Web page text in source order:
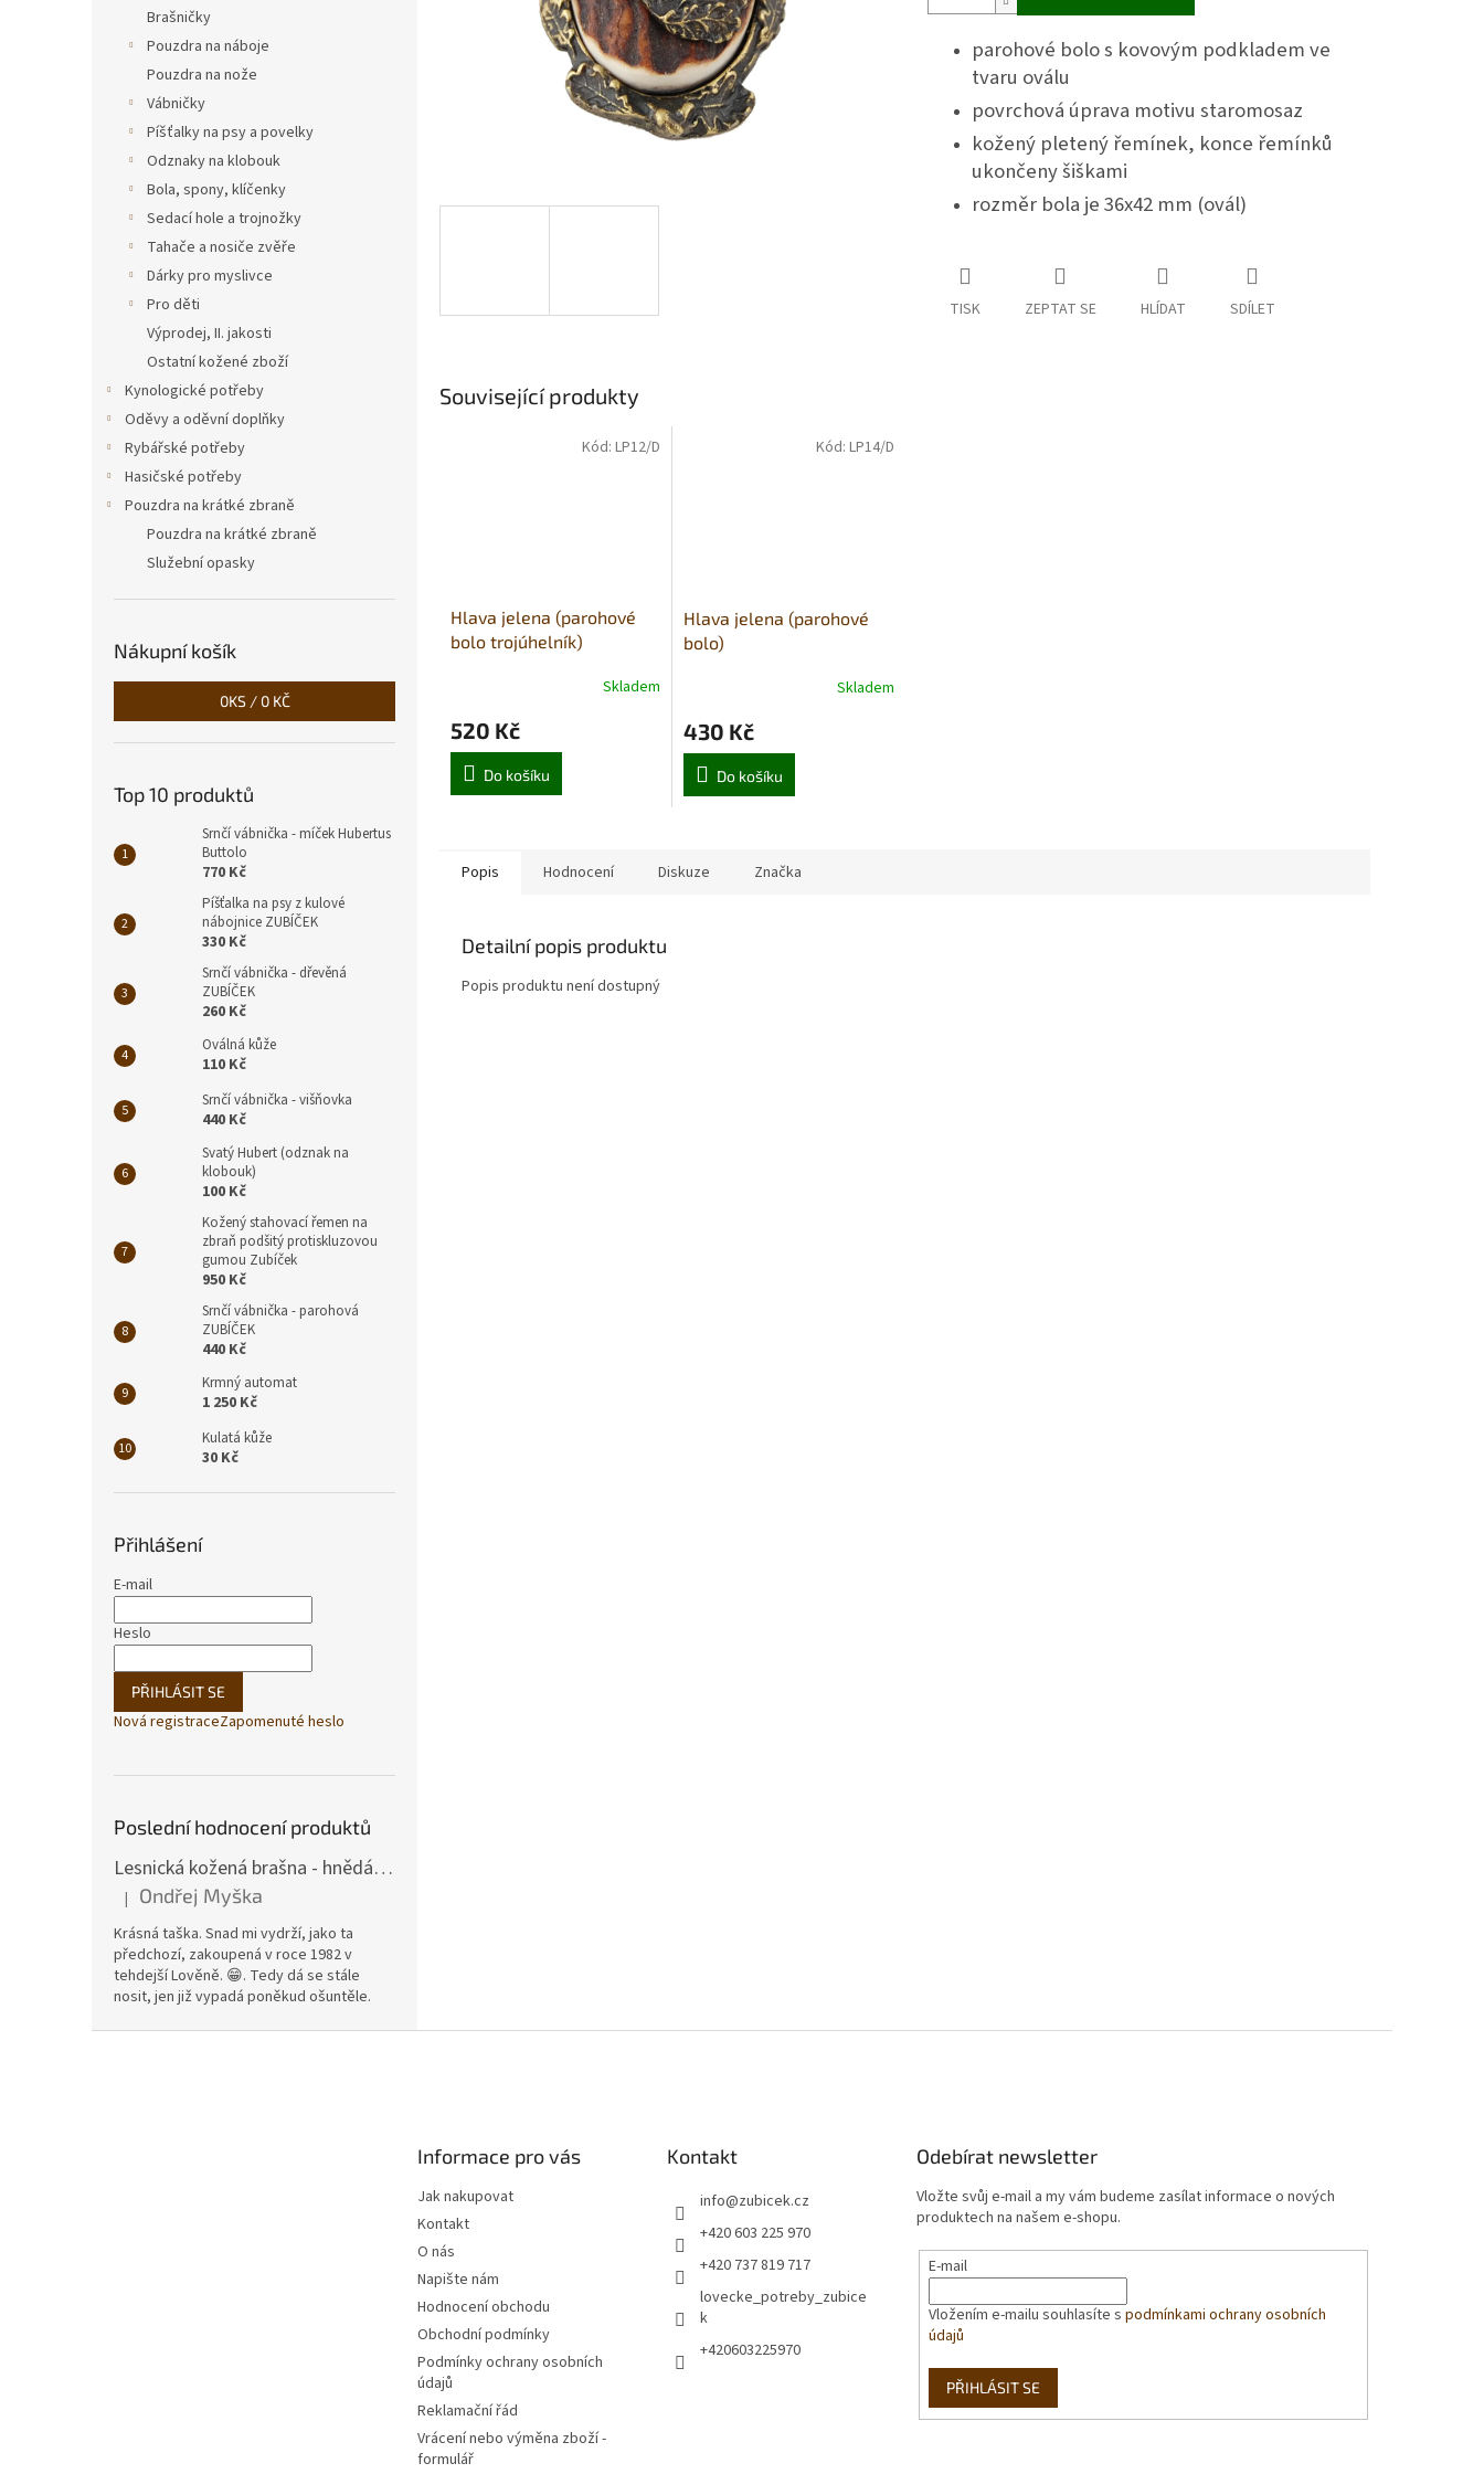
Brašničky
Pouzdra na náboje
Pouzdra na nože
Vábničky
Píšťalky na psy a povelky
Odznaky na klobouk
Bola, spony, klíčenky
Sedací hole a trojnožky
Tahače a nosiče zvěře
Dárky pro myslivce
Pro děti
Výprodej, II. jakosti
Ostatní kožené zboží
Kynologické potřeby
Oděvy a oděvní doplňky
Rybářské potřeby
Hasičské potřeby
Pouzdra na krátké zbraně
Pouzdra na krátké zbraně
Služební opasky
Nákupní košík
0KS / 0 KČ
Top 10 produktů
Srnčí vábnička - míček Hubertus
Buttolo
770 Kč
Píšťalka na psy z kulové
nábojnice ZUBÍČEK
330 Kč
Srnčí vábnička - dřevěná
ZUBÍČEK
260 Kč
Oválná kůže
110 Kč
Srnčí vábnička - višňovka
440 Kč
Svatý Hubert (odznak na
klobouk)
100 Kč
Kožený stahovací řemen na
zbraň podšitý protiskluzovou
gumou Zubíček
950 Kč
Srnčí vábnička - parohová
ZUBÍČEK
440 Kč
Krmný automat
1 250 Kč
Kulatá kůže
30 Kč
Přihlášení
E-mail
Heslo
PŘIHLÁSIT SE
Nová registraceZapomenuté heslo
Poslední hodnocení produktů
Lesnická kožená brašna - hnědá hovězina
Hodnocení produktu je 5 z 5 hvězdiček.
| Ondřej Myška
Krásná taška. Snad mi vydrží, jako ta
předchozí, zakoupená v roce 1982 v
tehdejší Lověně. 😁. Tedy dá se stále
nosit, jen již vypadá poněkud ošuntěle.
parohové bolo s kovovým podkladem ve
tvaru oválu
povrchová úprava motivu staromosaz
kožený pletený řemínek, konce řemínků
ukončeny šiškami
rozměr bola je 36x42 mm (ovál)
TISK ZEPTAT SE HLÍDAT SDÍLET
Související produkty
Hlava jelena (parohové
bolo trojúhelník)
Skladem
520 Kč
Do košíku
Kód: LP12/D
Hlava jelena (parohové
bolo)
Skladem
430 Kč
Do košíku
Kód: LP14/D
Popis Hodnocení Diskuze Značka
Detailní popis produktu
Popis produktu není dostupný
Informace pro vás
Jak nakupovat
Kontakt
O nás
Napište nám
Hodnocení obchodu
Obchodní podmínky
Podmínky ochrany osobních
údajů
Reklamační řád
Vrácení nebo výměna zboží -
formulář
Kontakt
info@zubicek.cz
+420 603 225 970
+420 737 819 717
lovecke_potreby_zubice
k
+420603225970
Odebírat newsletter
Vložte svůj e-mail a my vám budeme zasílat informace o nových
produktech na našem e-shopu.
E-mail
Vložením e-mailu souhlasíte spodmínkami ochrany osobních
údajů
PŘIHLÁSIT SE